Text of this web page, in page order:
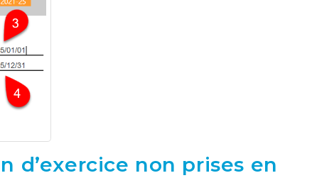
d’exercice non prises en